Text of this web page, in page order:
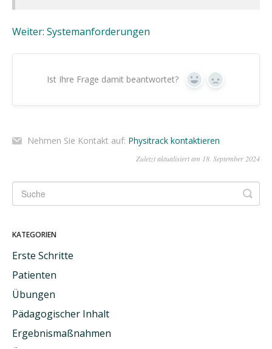
Weiter: Systemanforderungen
Ist Ihre Frage damit beantwortet? Ja Nein
Nehmen Sie Kontakt auf: Physitrack kontaktieren
Zuletzt aktualisiert am 18. September 2024
KATEGORIEN
Erste Schritte
Patienten
Übungen
Pädagogischer Inhalt
Ergebnismaßnahmen